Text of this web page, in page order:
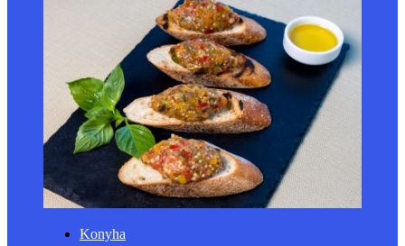
Konyha